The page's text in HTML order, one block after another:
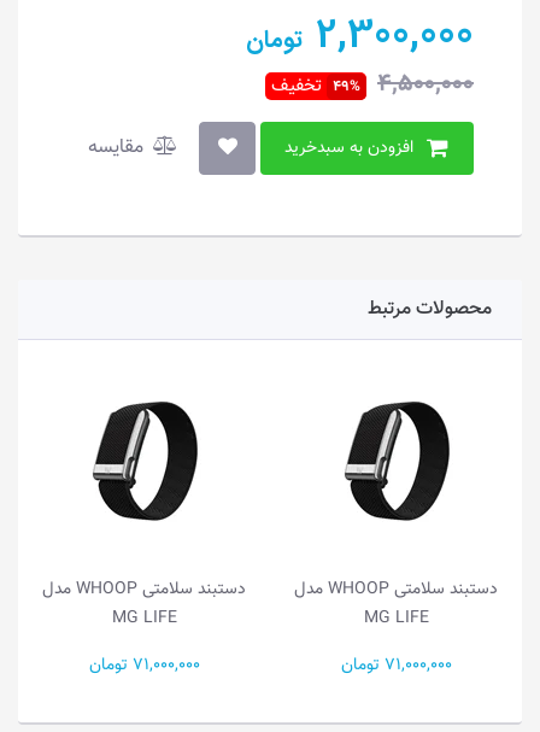
2,300,000 تومان
4,500,000
49% تخفیف
افزودن به سبدخرید مقایسه
محصولات مرتبط
دستبند سلامتی WHOOP مدل
MG LIFE
71,000,000 تومان
دستبند سلامتی WHOOP مدل
MG LIFE
71,000,000 تومان